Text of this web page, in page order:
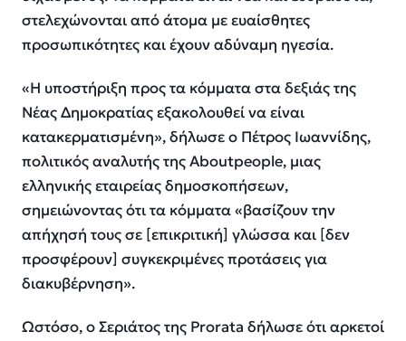
στελεχώνονται από άτομα με ευαίσθητες
προσωπικότητες και έχουν αδύναμη ηγεσία.
«Η υποστήριξη προς τα κόμματα στα δεξιάς της
Νέας Δημοκρατίας εξακολουθεί να είναι
κατακερματισμένη», δήλωσε ο Πέτρος Ιωαννίδης,
πολιτικός αναλυτής της Aboutpeople, μιας
ελληνικής εταιρείας δημοσκοπήσεων,
σημειώνοντας ότι τα κόμματα «βασίζουν την
απήχησή τους σε [επικριτική] γλώσσα και [δεν
προσφέρουν] συγκεκριμένες προτάσεις για
διακυβέρνηση».
Ωστόσο, ο Σεριάτος της Prorata δήλωσε ότι αρκετοί